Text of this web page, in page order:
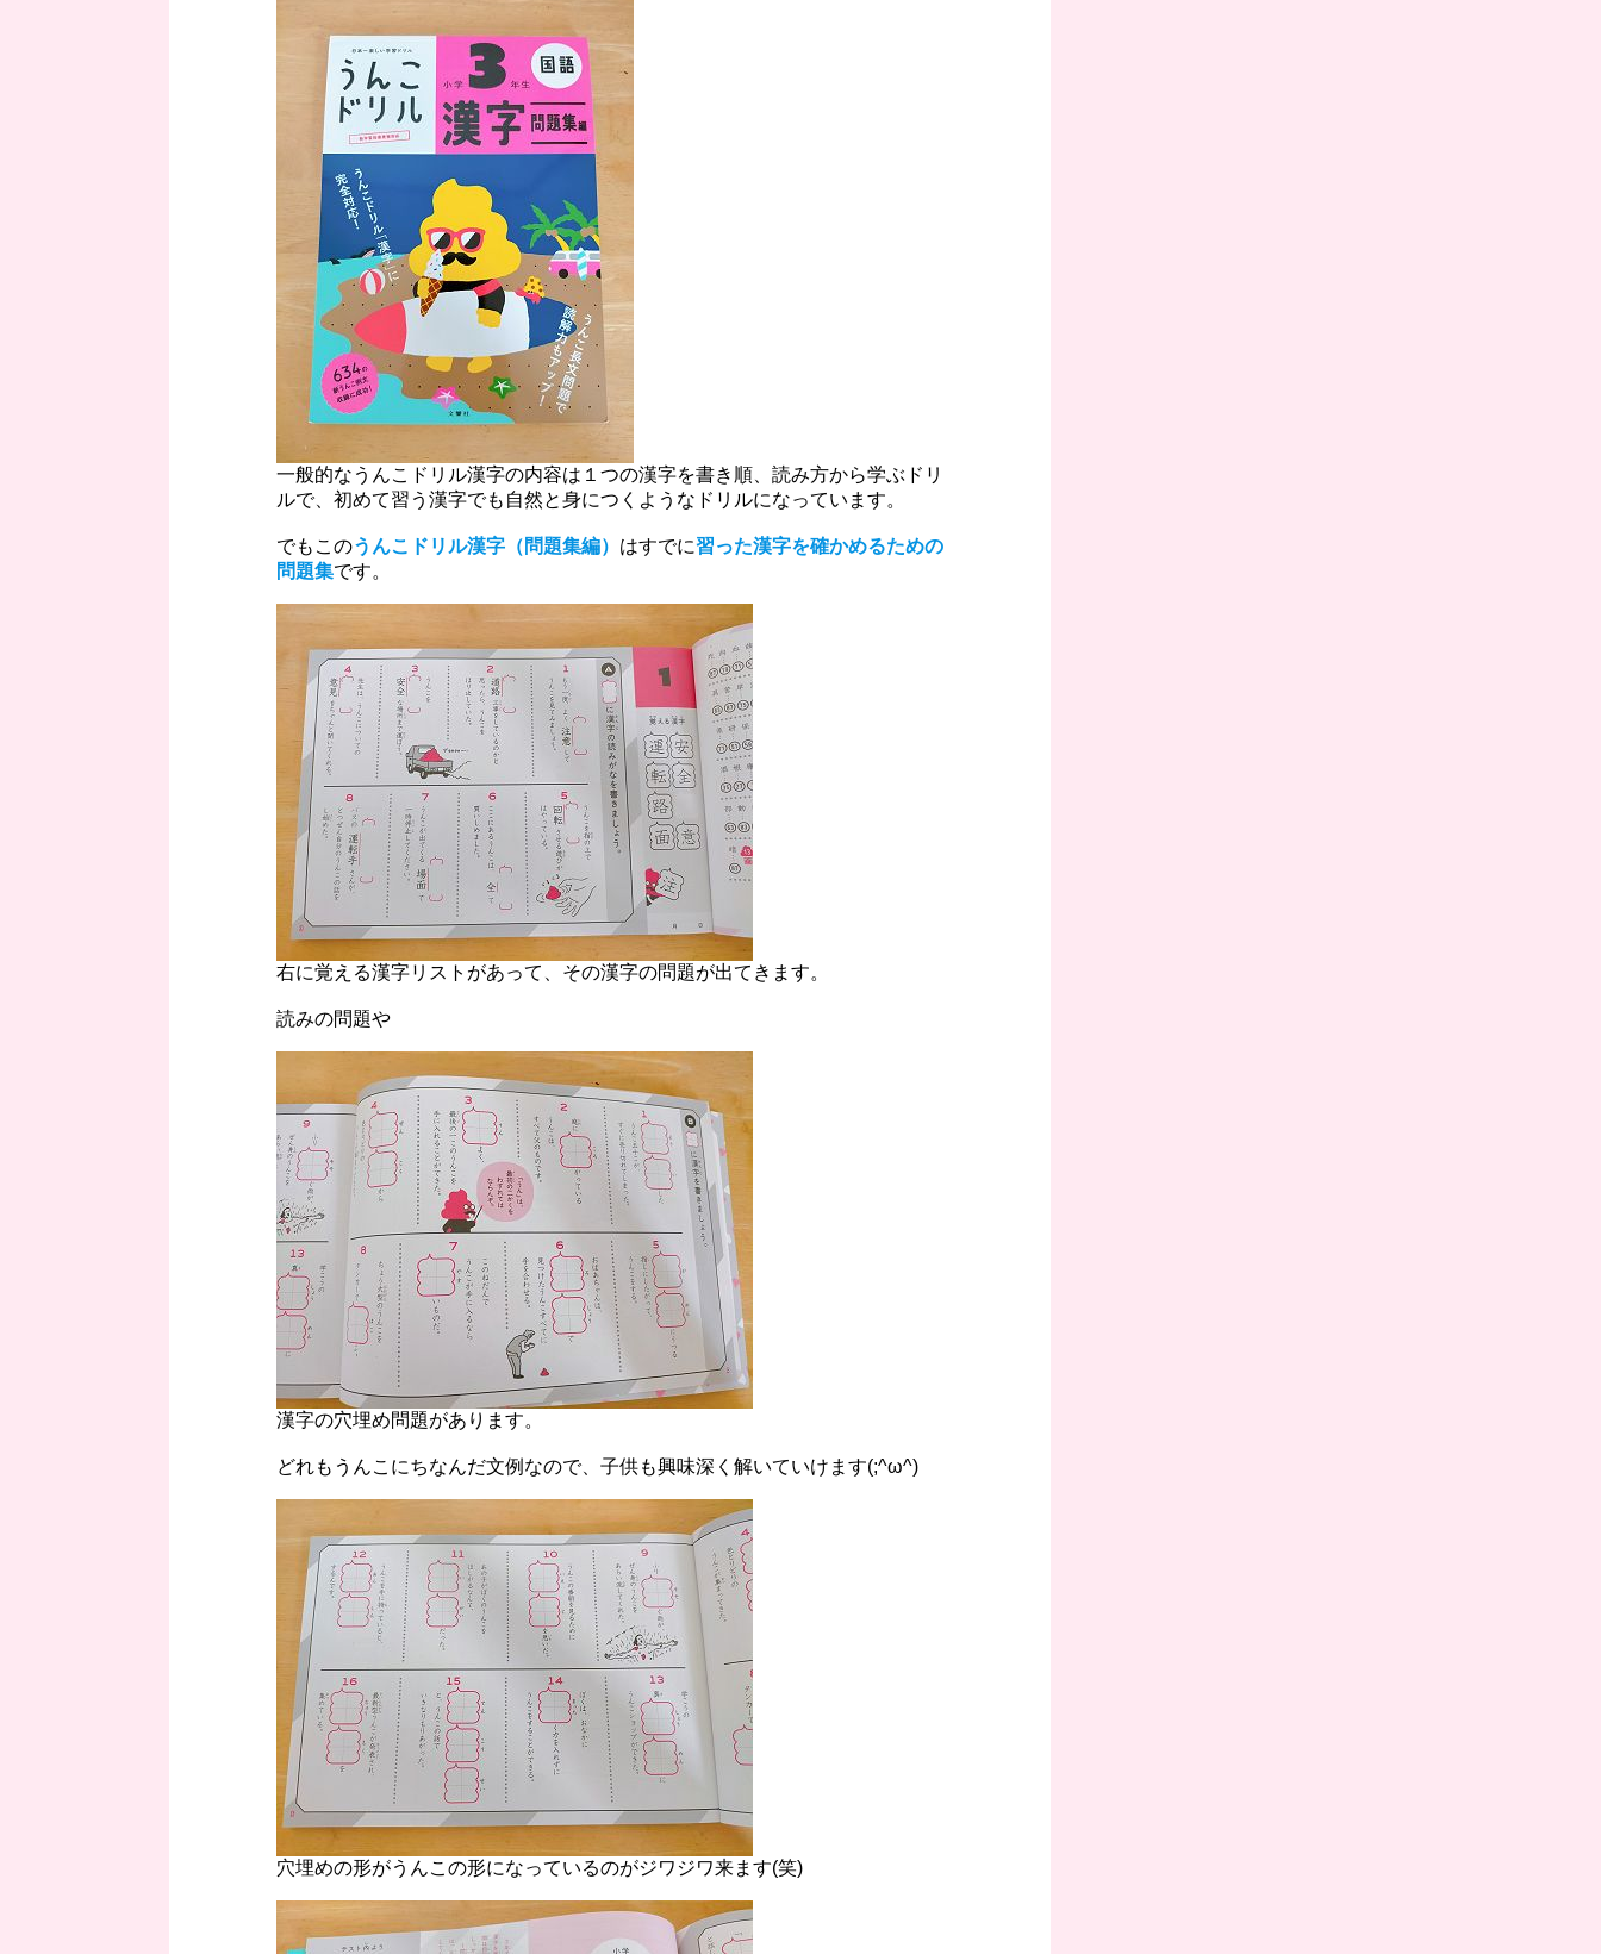
一般的なうんこドリル漢字の内容は１つの漢字を書き順、読み方から学ぶドリ
ルで、初めて習う漢字でも自然と身につくようなドリルになっています。
でもこのうんこドリル漢字（問題集編） はすでに習った漢字を確かめるための
問題集です。
右に覚える漢字リストがあって、その漢字の問題が出てきます。
読みの問題や
漢字の穴埋め問題があります。
どれもうんこにちなんだ文例なので、子供も興味深く解いていけます(;^ω^)
穴埋めの形がうんこの形になっているのがジワジワ来ます(笑)